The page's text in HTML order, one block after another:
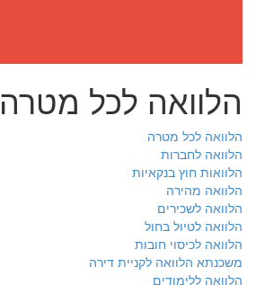
הלוואה לכל מטרה
הלוואה לכל מטרה
הלוואה לחברות
הלוואות חוץ בנקאיות
הלוואה מהירה
הלוואה לשכירים
הלוואה לטיול בחול
הלוואה לכיסוי חובות
משכנתא הלוואה לקניית דירה
הלוואה ללימודים